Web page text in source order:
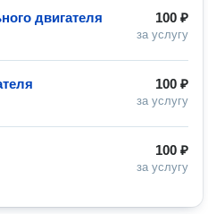
100 ₽
за услугу
двигателя
100 ₽
за услугу
100 ₽
за услугу